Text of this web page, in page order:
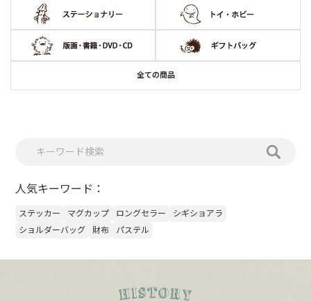
全ての商品
人気キーワード：
ステッカー マグカップ ロングセラー
シギショアラ
ショルダーバッグ
財布 パステル